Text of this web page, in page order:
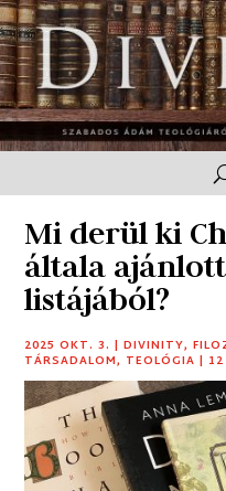
Mi derül ki
általa
listájából?
2025 OKT. 3. |DIVINITY,
TÁRSADALOM, TEOLÓGIA |